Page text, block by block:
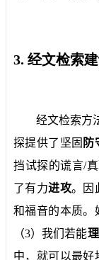
3. 经文检索建
经文检索方
探提供了坚固 防
挡试探的谎言/
了有力进攻。因
和福音的本质。
（3）我们若能
中，就可以最好